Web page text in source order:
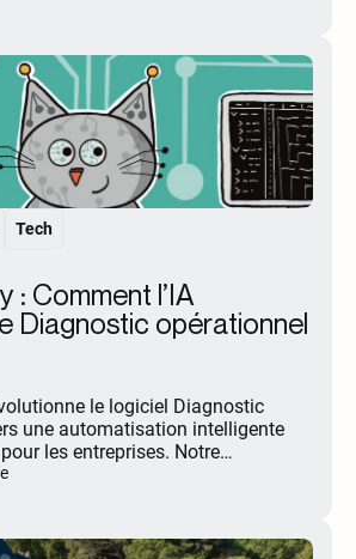
Tech
: Comment l’IA
Diagnostic opérationnel
le logiciel Diagnostic
une automatisation intelligente
les entreprises. Notre…